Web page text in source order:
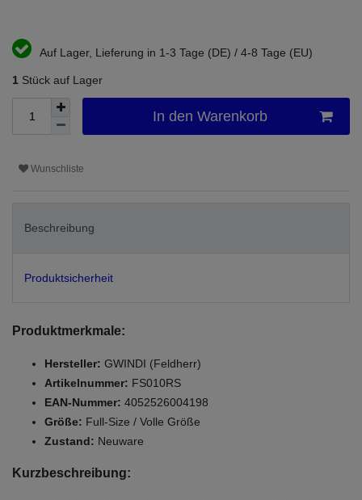
Auf Lager, Lieferung in 1-3 Tage (DE) / 4-8 Tage (EU)
1 Stück auf Lager
In den Warenkorb
Wunschliste
Beschreibung
Produktsicherheit
Produktmerkmale:
Hersteller: GWINDI (Feldherr)
Artikelnummer: FS010RS
EAN-Nummer: 4052526004198
Größe: Full-Size / Volle Größe
Zustand: Neuware
Kurzbeschreibung: